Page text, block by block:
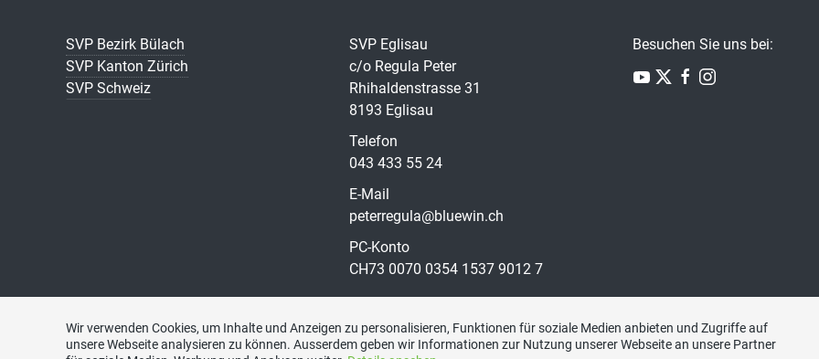
SVP Bezirk Bülach
SVP Kanton Zürich
SVP Schweiz
SVP Eglisau
c/o Regula Peter
Rhihaldenstrasse 31
8193 Eglisau
Telefon
043 433 55 24
E-Mail
peterregula@bluewin.ch
PC-Konto
CH73 0070 0354 1537 9012 7
Besuchen Sie uns bei:
Wir verwenden Cookies, um Inhalte und Anzeigen zu personalisieren, Funktionen für soziale Medien anbieten und Zugriffe auf
unsere Webseite analysieren zu können. Ausserdem geben wir Informationen zur Nutzung unserer Webseite an unsere Partner